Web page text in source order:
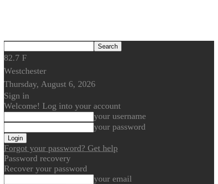
82.7 F
Westchester
Thursday, August 6, 2026
Sign in
Welcome! Log into your account
your username
your password
Forgot your password? Get help
Password recovery
Recover your password
your email